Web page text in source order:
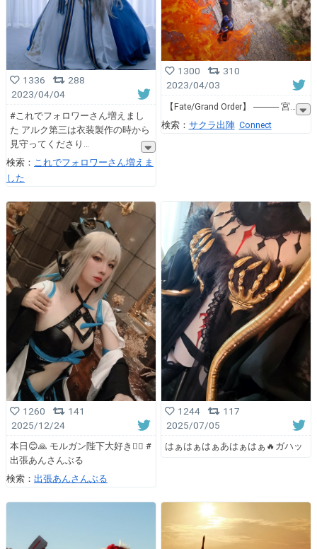
1336
288
2023/04/04
#これでフォロワーさん増えまし
た アルク第三は衣装製作の時から
見守ってくださり
検索： これでフォロワーさん増えま
した
1300
310
2023/04/03
【Fate/Grand Order】 ──── 宮
検索： サクラ出陣 Connect
1260
141
2025/12/24
本日😊🙏 モルガン陛下大好き🤦‍♀️ #
出張あんさんぶる
検索： 出張あんさんぶる
1244
117
2025/07/05
はぁはぁはぁあはぁはぁ🔥ガハッ